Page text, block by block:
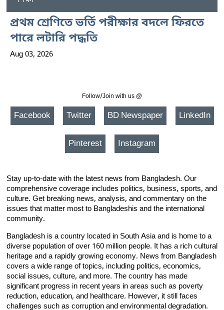
প্রথম শ্রেণিতে ভর্তি পরীক্ষার বদলে ফিরতে
পারে লটারি পদ্ধতি
Aug 03, 2026
Follow/Join with us @
Facebook Twitter BD Newspaper LinkedIn
Pinterest Instagram
Stay up-to-date with the latest news from Bangladesh. Our
comprehensive coverage includes politics, business, sports, and
culture. Get breaking news, analysis, and commentary on the
issues that matter most to Bangladeshis and the international
community.
Bangladesh is a country located in South Asia and is home to a
diverse population of over 160 million people. It has a rich cultural
heritage and a rapidly growing economy. News from Bangladesh
covers a wide range of topics, including politics, economics,
social issues, culture, and more. The country has made
significant progress in recent years in areas such as poverty
reduction, education, and healthcare. However, it still faces
challenges such as corruption and environmental degradation.